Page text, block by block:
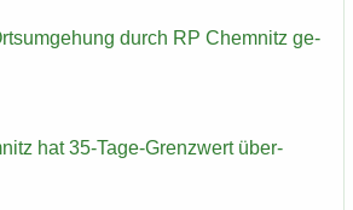
durch RP Chem­nitz ge­
hat 35-​Tage-Grenzwert über­